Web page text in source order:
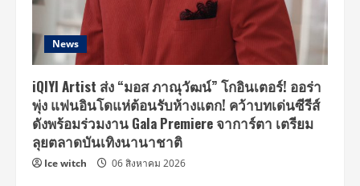
News
iQIYI Artist ส่ง “มอส ภาณุวัฒน์” โกอินเตอร์! ออร่า
พุ่ง แฟนอินโดแห่ต้อนรับห้างแตก! คว้าบทเด่นซีรีส์
ดังพร้อมร่วมงาน Gala Premiere จาการ์ตา เตรียม
ลุยตลาดบันเทิงนานาชาติ
Ice witch 06 สิงหาคม 2026